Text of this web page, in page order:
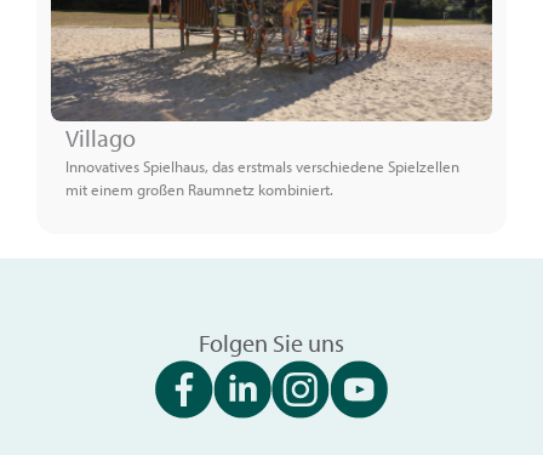
Villago
Innovatives Spielhaus, das erstmals verschiedene Spielzellen
mit einem großen Raumnetz kombiniert.
Folgen Sie uns